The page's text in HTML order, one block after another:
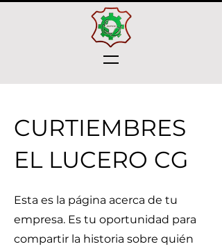
CURTIEMBRES
EL LUCERO CG
Esta es la página acerca de tu
empresa. Es tu oportunidad para
compartir la historia sobre quién